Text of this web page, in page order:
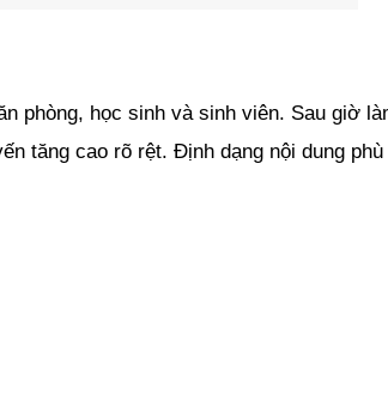
phòng, học sinh và sinh viên. Sau giờ
tăng cao rõ rệt. Định dạng nội dung